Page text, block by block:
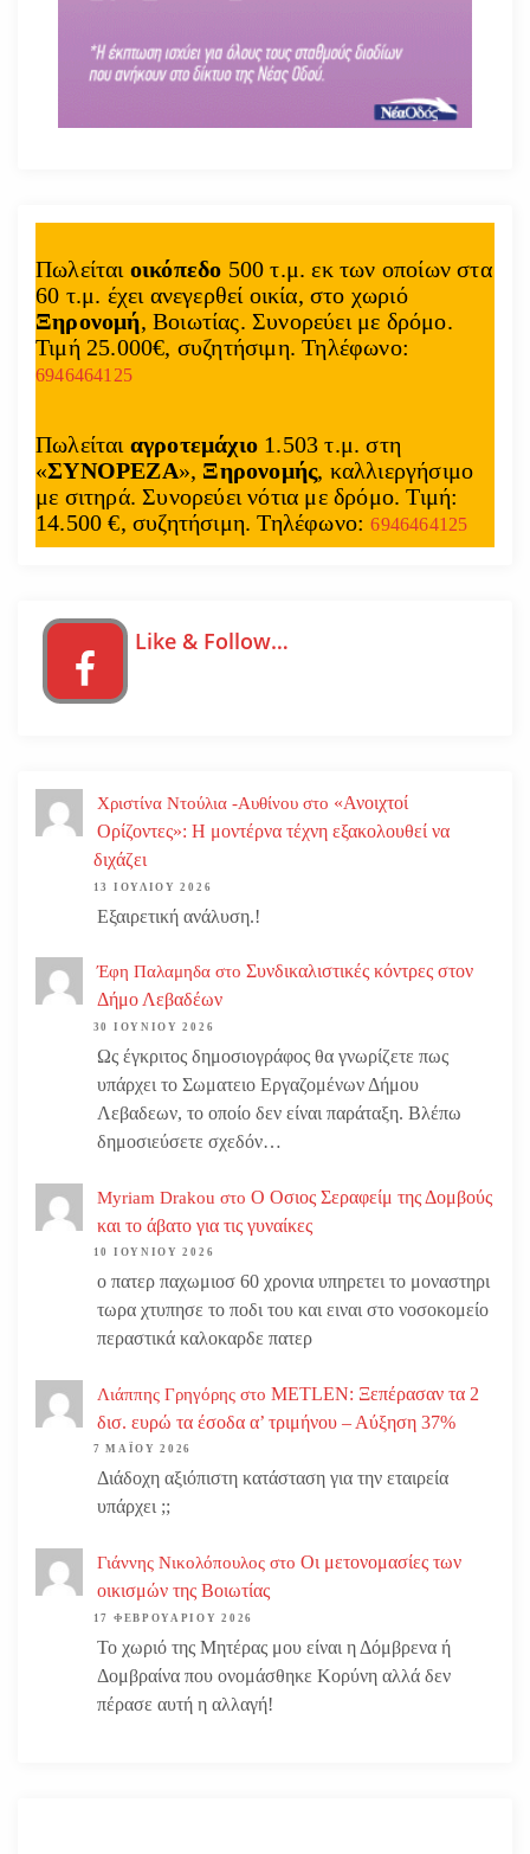
Πωλείται οικόπεδο 500 τ.μ. εκ των οποίων στα
60 τ.μ. έχει ανεγερθεί οικία, στο χωριό
Ξηρονομή, Βοιωτίας. Συνορεύει με δρόμο.
Τιμή 25.000€, συζητήσιμη. Τηλέφωνο:
6946464125
Πωλείται αγροτεμάχιο 1.503 τ.μ. στη
«ΣΥΝΟΡΕΖΑ», Ξηρονομής, καλλιεργήσιμο
με σιτηρά. Συνορεύει νότια με δρόμο. Τιμή:
14.500 €, συζητήσιμη. Τηλέφωνο:6946464125
Like & Follow…
Χριστίνα Ντούλια -Αυθίνου στο «Ανοιχτοί
Ορίζοντες»: Η μοντέρνα τέχνη εξακολουθεί να
διχάζει
13 ΙΟΥΛΊΟΥ 2026
Εξαιρετική ανάλυση.!
Έφη Παλαμηδα στο Συνδικαλιστικές κόντρες στον
Δήμο Λεβαδέων
30 ΙΟΥΝΊΟΥ 2026
Ως έγκριτος δημοσιογράφος θα γνωρίζετε πως
υπάρχει το Σωματειο Εργαζομένων Δήμου
Λεβαδεων, το οποίο δεν είναι παράταξη. Βλέπω
δημοσιεύσετε σχεδόν…
Myriam Drakou στο Ο Οσιος Σεραφείμ της Δομβούς
και το άβατο για τις γυναίκες
10 ΙΟΥΝΊΟΥ 2026
ο πατερ παχωμιοσ 60 χρονια υπηρετει το μοναστηρι
τωρα χτυπησε το ποδι του και ειναι στο νοσοκομείο
περαστικά καλοκαρδε πατερ
Λιάππης Γρηγόρης στο METLEN: Ξεπέρασαν τα 2
δισ. ευρώ τα έσοδα α’ τριμήνου – Αύξηση 37%
7 ΜΑΪ́ΟΥ 2026
Διάδοχη αξιόπιστη κατάσταση για την εταιρεία
υπάρχει ;;
Γιάννης Νικολόπουλος στο Οι μετονομασίες των
οικισμών της Βοιωτίας
17 ΦΕΒΡΟΥΑΡΊΟΥ 2026
Το χωριό της Μητέρας μου είναι η Δόμβρενα ή
Δομβραίνα που ονομάσθηκε Κορύνη αλλά δεν
πέρασε αυτή η αλλαγή!